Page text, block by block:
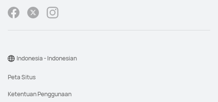
Peta Situs
Ketentuan Penggunaan
Indonesia - Indonesian